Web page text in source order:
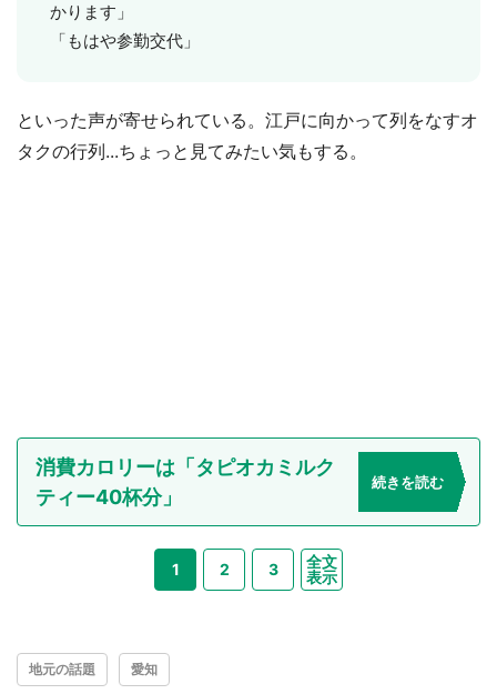
かります」
「もはや参勤交代」
といった声が寄せられている。江戸に向かって列をなすオ
タクの行列...ちょっと見てみたい気もする。
消費カロリーは「タピオカミルク
ティー40杯分」
続きを読む
1 2 3
全文
表示
地元の話題 愛知